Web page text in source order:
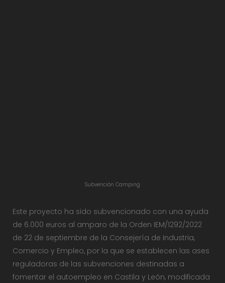
Subvención Camping
Este proyecto ha sido subvencionado con una ayuda
de 6.000 euros al amparo de la Orden IEM/1292/2022
de 22 de septiembre de la Consejería de Industria,
Comercio y Empleo, por la que se establecen las ases
reguladoras de las subvenciones destinadas a
fomentar el autoempleo en Castila y León, modificada